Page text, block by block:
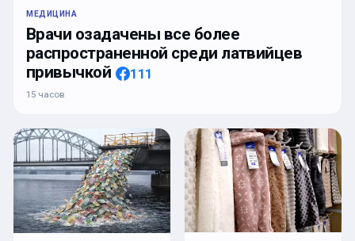
МЕДИЦИНА
Врачи озадачены все более
распространенной среди латвийцев
привычкой
111
15 часов